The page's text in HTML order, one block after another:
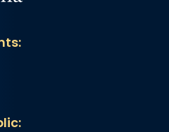
Cristiana